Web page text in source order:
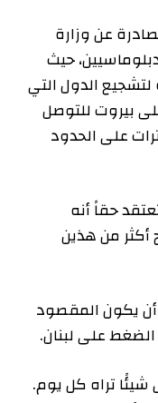
الصادرة عن وزارة
حيث
الدول التي
بيروت للتوصل
على الحدود
حقاً أنه
من هذين
يكون المقصود
على لبنان.
شيئًا تراه كل يوم.